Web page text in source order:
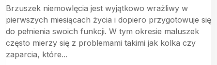
Brzuszek niemowlęcia jest wyjątkowo wrażliwy w
pierwszych miesiącach życia i dopiero przygotowuje się
do pełnienia swoich funkcji. W tym okresie maluszek
często mierzy się z problemami takimi jak kolka czy
zaparcia, które...